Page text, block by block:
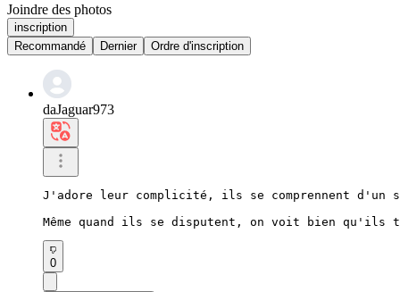
Joindre des photos
inscription
Recommandé
Dernier Ordre d'inscription
daJaguar973
J'adore leur complicité, ils se comprennent d'un
Même quand ils se disputent, on voit bien
0